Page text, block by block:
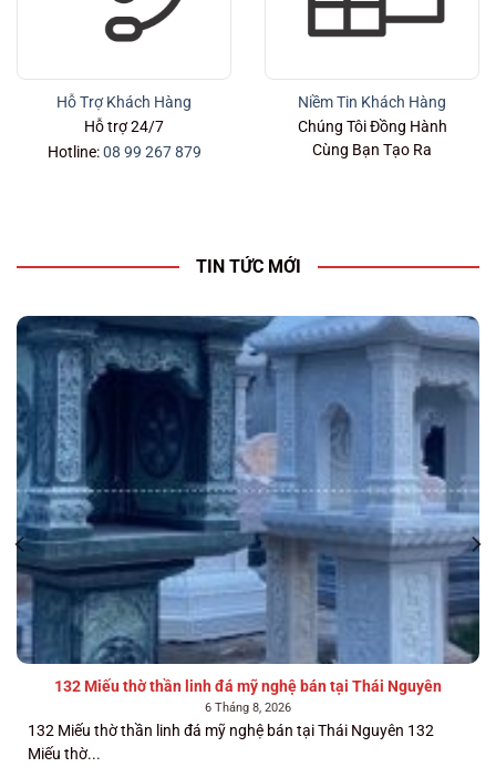
Hỗ Trợ Khách Hàng
Hỗ trợ 24/7
Hotline:08 99 267 879
Niềm Tin Khách Hàng
Chúng Tôi Đồng Hành
Cùng Bạn Tạo Ra
TIN TỨC MỚI
132 Miếu thờ thần linh đá mỹ nghệ bán tại Thái Nguyên
6 Tháng 8, 2026
132 Miếu thờ thần linh đá mỹ nghệ bán tại Thái Nguyên 132
Miếu thờ...